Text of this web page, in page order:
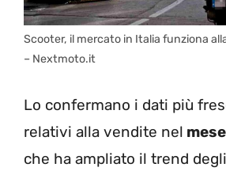
Scooter, il mercato in Italia funziona
– Nextmoto.it
Lo confermano i dati più
relativi alla vendite nel
che ha ampliato il trend